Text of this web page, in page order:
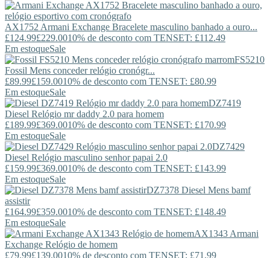
AX1752 Armani Exchange Bracelete masculino banhado a ouro...
£124.99£229.0010% de desconto com TENSET: £112.49
Em estoqueSale
FS5210
Fossil Mens conceder relógio cronógr...
£89.99£159.0010% de desconto com TENSET: £80.99
Em estoqueSale
DZ7419
Diesel Relógio mr daddy 2.0 para homem
£189.99£369.0010% de desconto com TENSET: £170.99
Em estoqueSale
DZ7429
Diesel Relógio masculino senhor papai 2.0
£159.99£369.0010% de desconto com TENSET: £143.99
Em estoqueSale
DZ7378 Diesel Mens bamf
assistir
£164.99£359.0010% de desconto com TENSET: £148.49
Em estoqueSale
AX1343 Armani
Exchange Relógio de homem
£79.99£139.0010% de desconto com TENSET: £71.99